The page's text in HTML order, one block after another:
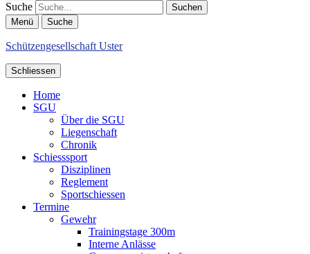
Suche
Menü Suche
Schützengesellschaft Uster
Schliessen
Home
SGU
Über die SGU
Liegenschaft
Chronik
Schiesssport
Disziplinen
Reglement
Sportschiessen
Termine
Gewehr
Trainingstage 300m
Interne Anlässe